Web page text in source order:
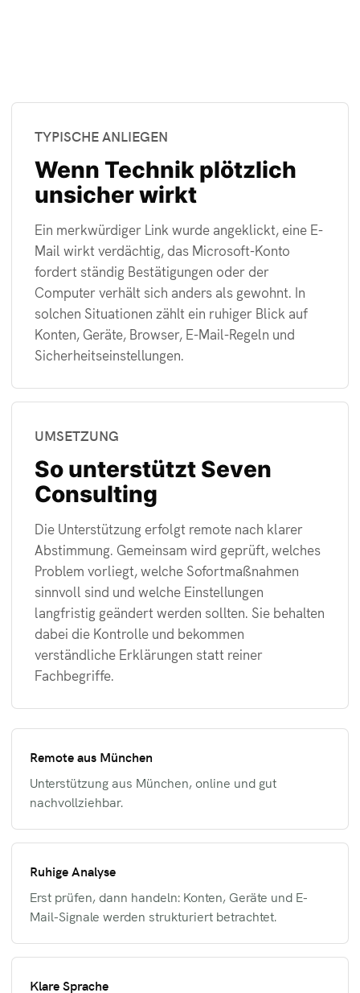
TYPISCHE ANLIEGEN
Wenn Technik plötzlich
unsicher wirkt
Ein merkwürdiger Link wurde angeklickt, eine E-
Mail wirkt verdächtig, das Microsoft-Konto
fordert ständig Bestätigungen oder der
Computer verhält sich anders als gewohnt. In
solchen Situationen zählt ein ruhiger Blick auf
Konten, Geräte, Browser, E-Mail-Regeln und
Sicherheitseinstellungen.
UMSETZUNG
So unterstützt Seven
Consulting
Die Unterstützung erfolgt remote nach klarer
Abstimmung. Gemeinsam wird geprüft, welches
Problem vorliegt, welche Sofortmaßnahmen
sinnvoll sind und welche Einstellungen
langfristig geändert werden sollten. Sie behalten
dabei die Kontrolle und bekommen
verständliche Erklärungen statt reiner
Fachbegriffe.
Remote aus München
Unterstützung aus München, online und gut
nachvollziehbar.
Ruhige Analyse
Erst prüfen, dann handeln: Konten, Geräte und E-
Mail-Signale werden strukturiert betrachtet.
Klare Sprache